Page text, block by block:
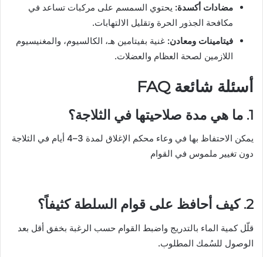
مضادات أكسدة: يحتوي السمسم على مركبات تساعد في
مكافحة الجذور الحرة وتقليل الالتهابات.
فيتامينات ومعادن: غنية بفيتامين هـ، الكالسيوم، والمغنيسيوم
اللازمين لصحة العظام والعضلات.
أسئلة شائعة FAQ
1. ما هي مدة صلاحيتها في الثلاجة؟
يمكن الاحتفاظ بها في وعاء محكم الإغلاق لمدة 3–4 أيام في الثلاجة
دون تغيير ملموس في القوام
2. كيف أحافظ على قوام السلطة كثيفاً؟
قلّل كمية الماء بالتدريج واضبط القوام حسب الرغبة بخفق أقل بعد
الوصول للسُمك المطلوب.